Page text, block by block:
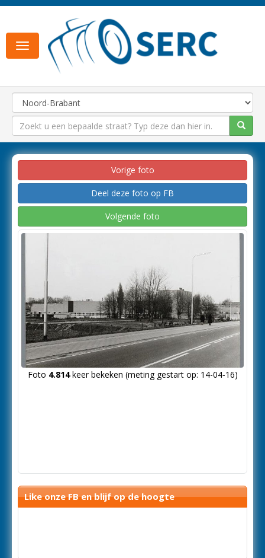
Toggle
navigation
Vorige foto
Deel deze foto op FB
Volgende foto
Foto 4.814keer bekeken (meting gestart op: 14-04-16)
Like onze FB en blijf op de hoogte